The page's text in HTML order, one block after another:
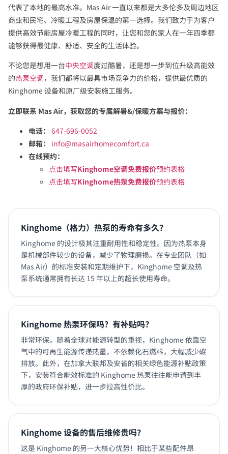
代表了本地的最高水准。Mas Air 一直以来都是大多伦多及周边地区
商业和民宅、冷暖工程及房屋保温的第一选择。我们致力于为客户
提供高效节能房屋冷暖工程的同时，让您和您的家人在一年四季都
能够获得最健康、舒适、安全的生活体验。
不论您是想用一台中央空调度过酷暑，还是想一步到位升级高能效
的热泵空调，我们都将以最具市场竞争力的价格，提供最优质的
Kinghome 设备和原厂级安装施工服务。
立即联系 Mas Air，获取您的专属解暑&/保暖方案与报价：
电话： 647-696-0052
邮箱：
info@masairhomecomfort.ca
在线预约：
点击填写Kinghome空调免费报价预约表格
点击填写Kinghome热泵免费报价预约表格
Kinghome（格力）热泵的寿命有多久？
Kinghome 的设计极其注重耐用性和稳定性。因为热泵本身
是机械部件较少的设备，减少了物理磨损。在专业团队（如
Mas Air）的标准安装和定期维护下，Kinghome 空调及热
泵系统通常拥有长达 15 年以上的超长使用寿命。
Kinghome 热泵环保吗？有补贴吗？
非常环保。随着全球对能源转型的重视，Kinghome 依靠空
气中的可再生能源传递热量，不依赖化石燃料，大幅减少碳
排放。此外，在加拿大联邦及安省的相关绿色能源补贴政策
下，安装符合能效标准的 Kinghome 热泵往往能申请到丰
厚的政府环保补贴，进一步拉高性价比。
Kinghome 设备的售后维修贵吗？
这是 Kinghome 的另一大核心优势！相比于某些配件昂